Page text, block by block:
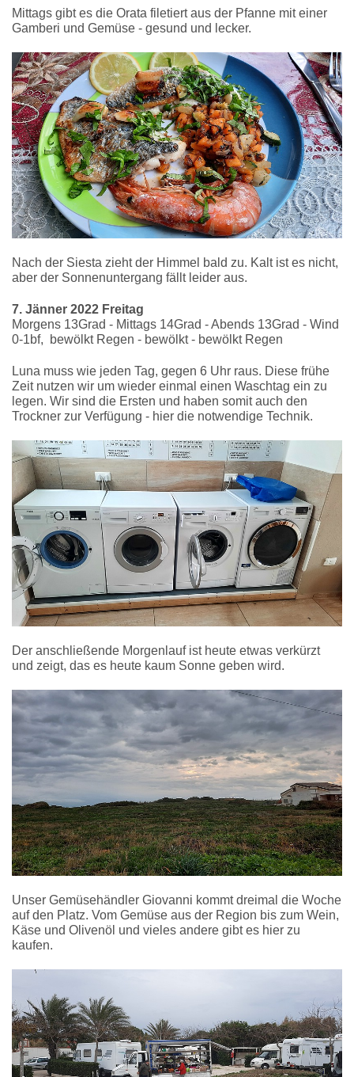
Mittags gibt es die Orata filetiert aus der Pfanne mit einer
Gamberi und Gemüse - gesund und lecker.
Nach der Siesta zieht der Himmel bald zu. Kalt ist es nicht,
aber der Sonnenuntergang fällt leider aus.
7. Jänner 2022 Freitag
Morgens 13Grad - Mittags 14Grad - Abends 13Grad - Wind
0-1bf, bewölkt Regen - bewölkt - bewölkt Regen
Luna muss wie jeden Tag, gegen 6 Uhr raus. Diese frühe
Zeit nutzen wir um wieder einmal einen Waschtag ein zu
legen. Wir sind die Ersten und haben somit auch den
Trockner zur Verfügung - hier die notwendige Technik.
Der anschließende Morgenlauf ist heute etwas verkürzt
und zeigt, das es heute kaum Sonne geben wird.
Unser Gemüsehändler Giovanni kommt dreimal die Woche
auf den Platz. Vom Gemüse aus der Region bis zum Wein,
Käse und Olivenöl und vieles andere gibt es hier zu
kaufen.